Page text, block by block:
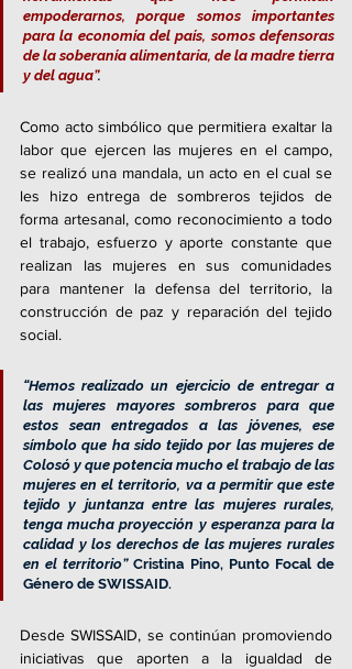
empoderarnos, porque somos importantes
para la economía del país, somos defensoras
de la soberanía alimentaria, de la madre tierra
y del agua”.
Como acto simbólico que permitiera exaltar la
labor que ejercen las mujeres en el campo,
se realizó una mandala, un acto en el cual se
les hizo entrega de sombreros tejidos de
forma artesanal, como reconocimiento a todo
el trabajo, esfuerzo y aporte constante que
realizan las mujeres en sus comunidades
para mantener la defensa del territorio, la
construcción de paz y reparación del tejido
social.
“Hemos realizado un ejercicio de entregar a
las mujeres mayores sombreros para que
estos sean entregados a las jóvenes, ese
símbolo que ha sido tejido por las mujeres de
Colosó y que potencia mucho el trabajo de las
mujeres en el territorio, va a permitir que este
tejido y juntanza entre las mujeres rurales,
tenga mucha proyección y esperanza para la
calidad y los derechos de las mujeres rurales
en el territorio” Cristina Pino, Punto Focal de
Género de SWISSAID.
Desde SWISSAID, se continúan promoviendo
iniciativas que aporten a la igualdad de